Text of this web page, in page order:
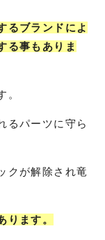
るブランドによ
る事もありま
。
るパーツに守ら
クが解除され竜
ります。